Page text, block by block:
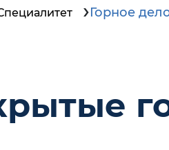
Горное